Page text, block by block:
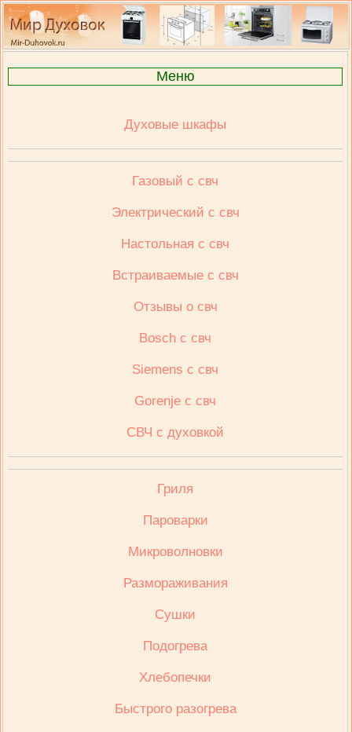
Меню
Духовые шкафы
Газовый с свч
Электрический с свч
Настольная с свч
Встраиваемые с свч
Отзывы о свч
Bosch с свч
Siemens с свч
Gorenje с свч
СВЧ с духовкой
Гриля
Пароварки
Микроволновки
Размораживания
Сушки
Подогрева
Хлебопечки
Быстрого разогрева